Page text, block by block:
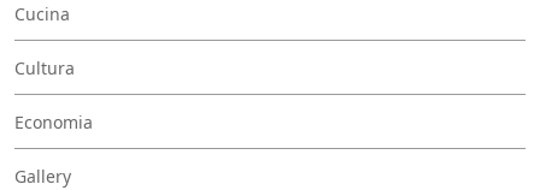
Cucina
Cultura
Economia
Gallery